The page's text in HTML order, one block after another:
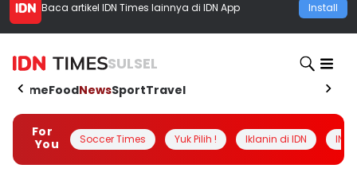
Baca artikel IDN Times lainnya di IDN App Install
SULSEL
HomeFoodNewsSportTravel
For
You
Soccer Times Yuk Pilih ! Iklanin di IDN